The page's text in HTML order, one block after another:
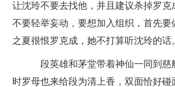
让沈玲不要去找他，并且建议杀掉罗克
不要轻举妄动，要想加入组织，首先要
之夏很恨罗克成，她不打算听沈玲的话
段英雄和茅堂带着神仙一同到慈
时罗母也来给段为清上香，双面恰好碰